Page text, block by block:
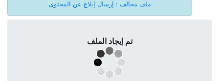
ملف مخالف : إرسال إبلاغ عن المحتوى
تم إيجاد الملف